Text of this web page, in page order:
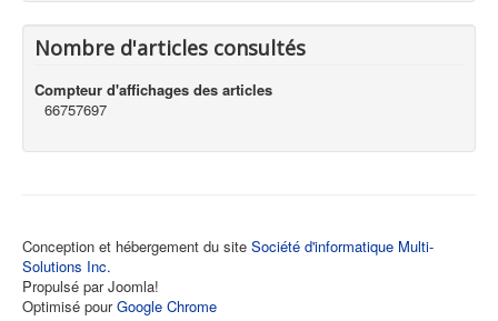
Nombre d'articles consultés
Compteur d'affichages des articles
66757697
Conception et hébergement du site Société d'informatique Multi-
Solutions Inc.
Propulsé par Joomla!
Optimisé pourGoogle Chrome